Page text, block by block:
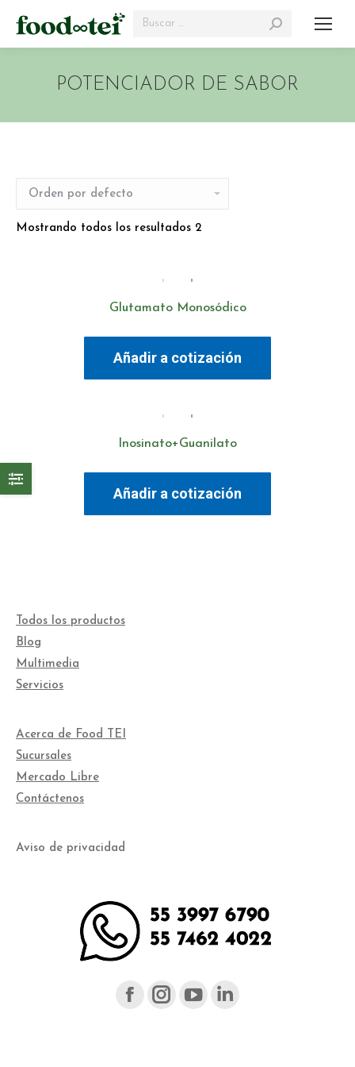
Search:
POTENCIADOR DE SABOR
Mostrando todos los resultados 2
Glutamato Monosódico
Añadir a cotización
Inosinato+Guanilato
Añadir a cotización
Todos los productos
Blog
Multimedia
Servicios
Acerca de Food TEI
Sucursales
Mercado Libre
Contáctenos
Aviso de privacidad
Facebook
Instagram
YouTube